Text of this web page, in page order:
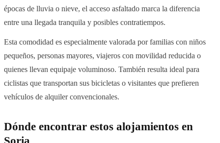
épocas de lluvia o nieve, el acceso asfaltado marca la diferencia
entre una llegada tranquila y posibles contratiempos.
Esta comodidad es especialmente valorada por familias con niños
pequeños, personas mayores, viajeros con movilidad reducida o
quienes llevan equipaje voluminoso. También resulta ideal para
ciclistas que transportan sus bicicletas o visitantes que prefieren
vehículos de alquiler convencionales.
Dónde encontrar estos alojamientos en